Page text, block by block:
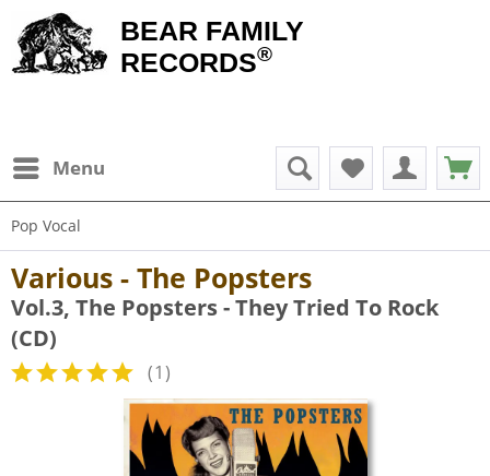
BEAR FAMILY
RECORDS®
Menu
Pop Vocal
Various - The Popsters
Vol.3, The Popsters - They Tried To Rock
(CD)
(1)